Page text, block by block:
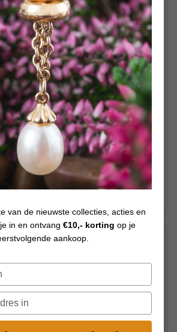
van de nieuwste collecties, acties en
in en ontvang €10,- korting op je
aankoop.